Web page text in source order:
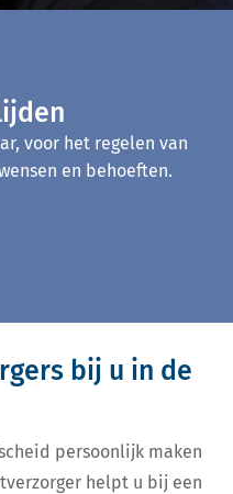
voor het regelen van
en behoeften.
bij u in de
persoonlijk maken
helpt u bij een